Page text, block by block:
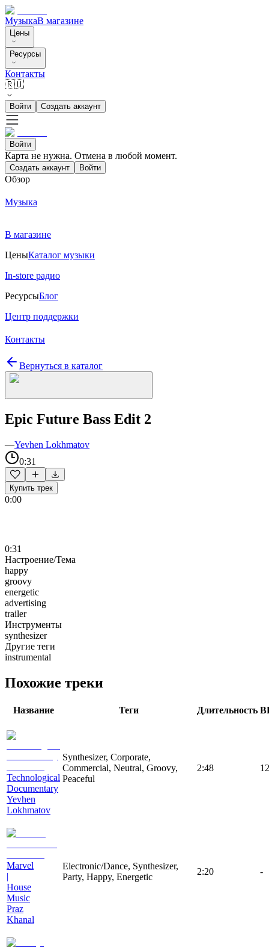
МузыкаВ магазине
Цены
Ресурсы
Контакты
🇷🇺
Войти Создать аккаунт
Войти
Карта не нужна. Отмена в любой момент.
Создать аккаунт Войти
Обзор
Музыка
В магазине
ЦеныКаталог музыки
In-store радио
РесурсыБлог
Центр поддержки
Контакты
Вернуться в каталог
Epic Future Bass Edit 2
—Yevhen Lokhmatov
0:31
Купить трек
0:00
0:31
Настроение/Тема
happy
groovy
energetic
advertising
trailer
Инструменты
synthesizer
Другие теги
instrumental
Похожие треки
Название Теги Длительность
Technological
Documentary
Yevhen
Lokhmatov
Synthesizer, Corporate,
Commercial, Neutral, Groovy,
Peaceful
2:48
Marvel
|
House
Music
Praz
Khanal
Electronic/Dance, Synthesizer,
Party, Happy, Energetic
2:20 -